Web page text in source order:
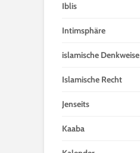
Iblis
Intimsphäre
islamische Denkweise
Islamische Recht
Jenseits
Kaaba